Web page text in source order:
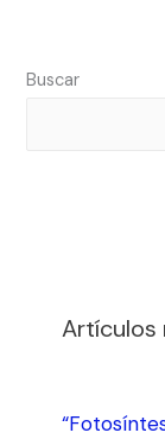
Buscar
Artículos